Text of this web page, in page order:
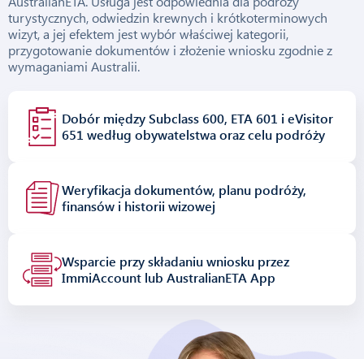
turystycznych, odwiedzin krewnych i krótkoterminowych
wizyt, a jej efektem jest wybór właściwej kategorii,
przygotowanie dokumentów i złożenie wniosku zgodnie z
wymaganiami Australii.
Dobór między Subclass 600, ETA 601 i eVisitor
651 według obywatelstwa oraz celu podróży
Weryfikacja dokumentów, planu podróży,
finansów i historii wizowej
Wsparcie przy składaniu wniosku przez
ImmiAccount lub AustralianETA App